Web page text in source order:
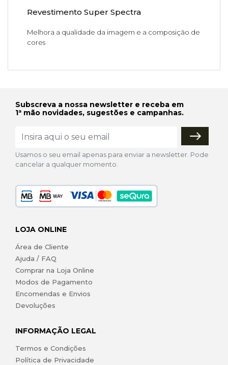
Revestimento Super Spectra
Melhora a qualidade da imagem e a composição de
cores
Subscreva a nossa newsletter e receba em
1ª mão novidades, sugestões e campanhas.
Usamos o seu email apenas para enviar a newsletter. Pode
cancelar a qualquer momento.
LOJA ONLINE
Área de Cliente
Ajuda / FAQ
Comprar na Loja Online
Modos de Pagamento
Encomendas e Envios
Devoluções
INFORMAÇÃO LEGAL
Termos e Condições
Política de Privacidade